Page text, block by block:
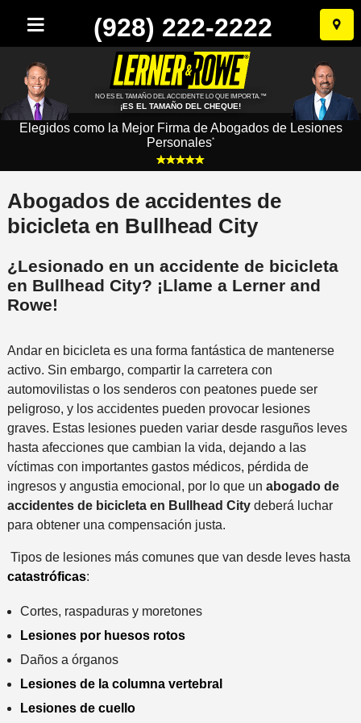
Ir
al
(928) 222-2222
NO ES EL TAMAÑO DEL ACCIDENTE LO QUE IMPORTA.™
¡ES EL TAMAÑO DEL CHEQUE!
Elegidos como la Mejor Firma de Abogados de Lesiones
Personales*
Abogados de accidentes de
bicicleta en Bullhead City
¿Lesionado en un accidente de bicicleta
en Bullhead City? ¡Llame a Lerner and
Rowe!
Andar en bicicleta es una forma fantástica de mantenerse
activo. Sin embargo, compartir la carretera con
automovilistas o los senderos con peatones puede ser
peligroso, y los accidentes pueden provocar lesiones
graves. Estas lesiones pueden variar desde rasguños leves
hasta afecciones que cambian la vida, dejando a las
víctimas con importantes gastos médicos, pérdida de
ingresos y angustia emocional, por lo que un abogado de
accidentes de bicicleta en Bullhead City deberá luchar
para obtener una compensación justa.
Tipos de lesiones más comunes que van desde leves hasta
catastróficas:
Cortes, raspaduras y moretones
Lesiones por huesos rotos
Daños a órganos
Lesiones de la columna vertebral
Lesiones de cuello